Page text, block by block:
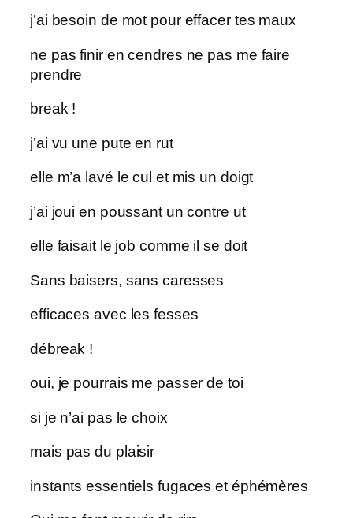
j’ai besoin de mot pour effacer tes maux
ne pas finir en cendres ne pas me faire
prendre
break !
j’ai vu une pute en rut
elle m’a lavé le cul et mis un doigt
j’ai joui en poussant un contre ut
elle faisait le job comme il se doit
Sans baisers, sans caresses
efficaces avec les fesses
débreak !
oui, je pourrais me passer de toi
si je n’ai pas le choix
mais pas du plaisir
instants essentiels fugaces et éphémères